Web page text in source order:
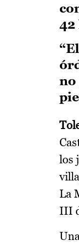
42
no
los
La
III